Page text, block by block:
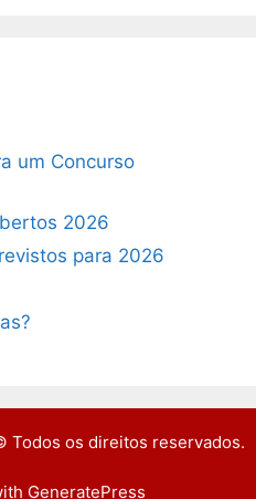
um Concurso
2026
para 2026
Todos os direitos reservados.
GeneratePress